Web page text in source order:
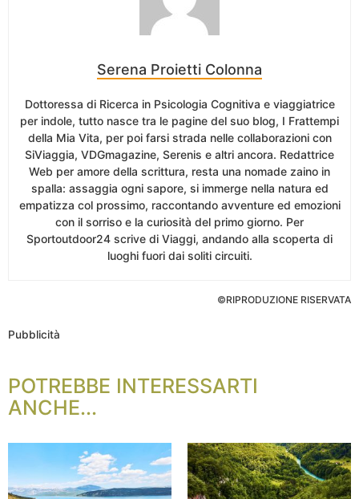
Serena Proietti Colonna
Dottoressa di Ricerca in Psicologia Cognitiva e viaggiatrice
per indole, tutto nasce tra le pagine del suo blog, I Frattempi
della Mia Vita, per poi farsi strada nelle collaborazioni con
SiViaggia, VDGmagazine, Serenis e altri ancora. Redattrice
Web per amore della scrittura, resta una nomade zaino in
spalla: assaggia ogni sapore, si immerge nella natura ed
empatizza col prossimo, raccontando avventure ed emozioni
con il sorriso e la curiosità del primo giorno. Per
Sportoutdoor24 scrive di Viaggi, andando alla scoperta di
luoghi fuori dai soliti circuiti.
©RIPRODUZIONE RISERVATA
Pubblicità
POTREBBE INTERESSARTI
ANCHE...